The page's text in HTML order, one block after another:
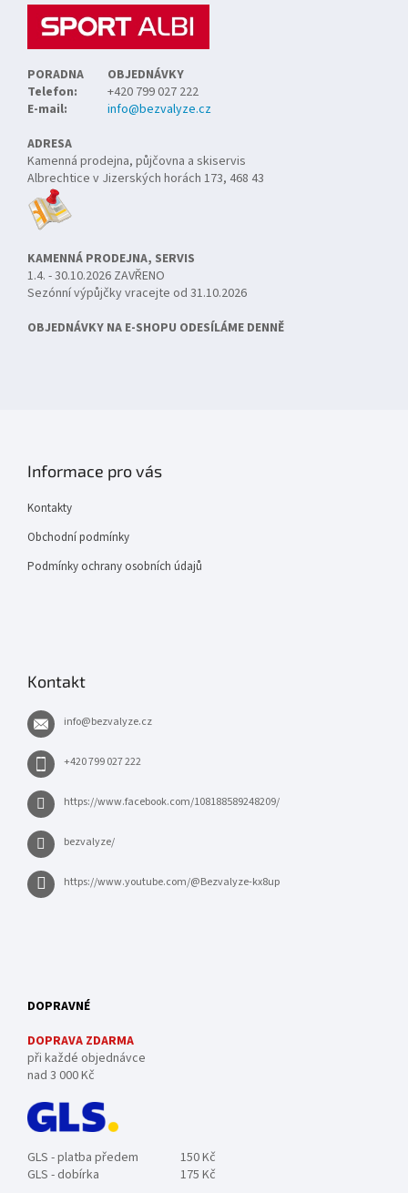
PORADNA
OBJEDNÁVKY
Telefon:
+420 799 027 222
E-mail:
info@bezvalyze.cz
ADRESA
Kamenná prodejna, půjčovna a skiservis
Albrechtice v Jizerských horách 173, 468 43
KAMENNÁ PRODEJNA, SERVIS
1.4. - 30.10.2026 ZAVŘENO
Sezónní výpůjčky vracejte od 31.10.2026
OBJEDNÁVKY NA E-SHOPU ODESÍLÁME DENNĚ
Informace pro vás
Kontakty
Obchodní podmínky
Podmínky ochrany osobních údajů
Kontakt
info@bezvalyze.cz
+420 799 027 222
https://www.facebook.com/108188589248209/
bezvalyze/
https://www.youtube.com/@Bezvalyze-kx8up
DOPRAVNÉ
DOPRAVA ZDARMA
při každé objednávce
nad 3 000 Kč
GLS - platba předem
150 Kč
GLS - dobírka
175 Kč